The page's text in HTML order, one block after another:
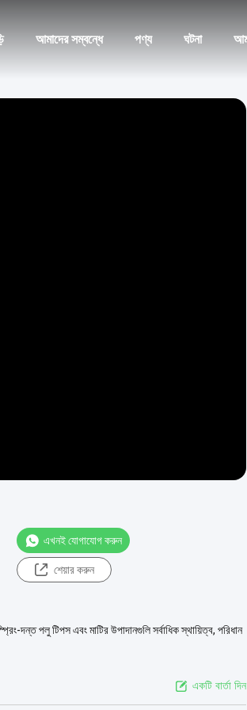
আমাদের সম্বন্ধে পণ্য ঘটনা
এখনই যোগাযোগ করুন
শেয়ার করুন
দন্ত পলু টিপস এবং মাটির উপাদানগুলি সর্বাধিক স্থায়িত্ব, পরিধান
একটি বার্তা দিন